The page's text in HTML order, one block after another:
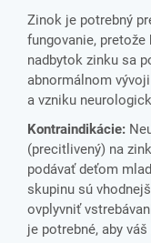
Zinok je potrebný
fungovanie,
nadbytok zinku sa
abnormálnom
a vzniku
Kontraindikácie:
(precitlivený) na
podávať deťom
skupinu sú
ovplyvniť
je potrebné, aby